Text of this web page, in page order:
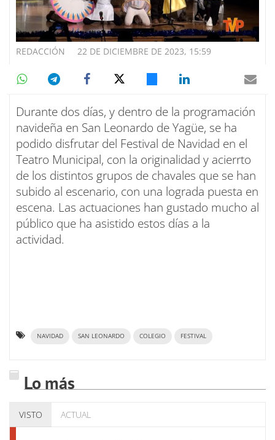
22 DE DICIEMBRE DE 2023, 15:59
REDACCIÓN
Durante dos días, y dentro de la programación
navideña en San Leonardo de Yagüe, se ha
podido disfrutar del Festival de Navidad en el
Teatro Municipal, con la originalidad y acierrto
de los distintos grupos de chavales que se han
subido al escenario, con una lograda puesta en
escena. Las actuaciones han gustado mucho al
público que ha asistido estos días a la
actividad.
NAVIDAD SAN LEONARDO COLEGIO FESTIVAL
Lo más
VISTO ACTUAL